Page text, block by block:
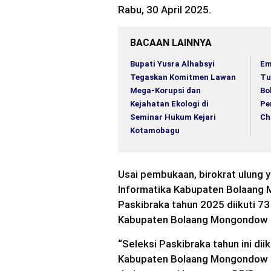
Rabu, 30 April 2025.
BACAAN LAINNYA
Bupati Yusra Alhabsyi
Tegaskan Komitmen Lawan
Mega-Korupsi dan
Kejahatan Ekologi di
Seminar Hukum Kejari
Kotamobagu
Usai pembukaan, birokrat ulung
Informatika Kabupaten Bolaang
Paskibraka tahun 2025 diikuti
Kabupaten Bolaang Mongondow
“Seleksi Paskibraka tahun ini
Kabupaten Bolaang